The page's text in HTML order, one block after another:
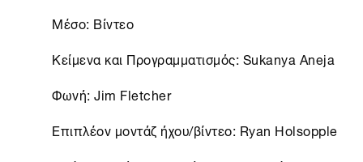
Μέσο: Βίντεο
Κείμενα και Προγραμματισμός: Sukanya Aneja
Φωνή: Jim Fletcher
Επιπλέον μοντάζ ήχου/βίντεο: Ryan Holsopple